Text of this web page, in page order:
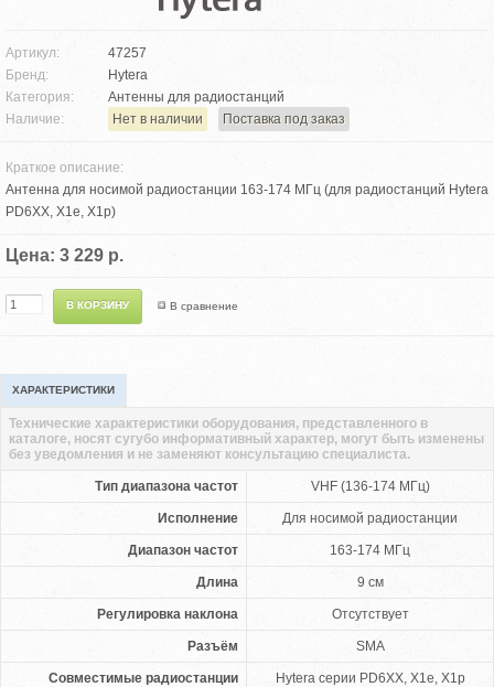
Артикул:
47257
Бренд:
Hytera
Категория:
Антенны для радиостанций
Наличие:
Нет в наличии Поставка под заказ
Краткое описание:
Антенна для носимой радиостанции 163-174 МГц (для радиостанций Hytera
PD6XX, X1e, X1p)
Цена: 3 229 р.
В сравнение
ХАРАКТЕРИСТИКИ
Тип диапазона частот VHF (136-174 МГц)
Исполнение Для носимой радиостанции
Диапазон частот 163-174 МГц
Длина 9 см
Регулировка наклона Отсутствует
Разъём SMA
Совместимые радиостанции Hytera серии PD6XX, X1e, X1p
Технические характеристики оборудования, представленного в
каталоге, носят сугубо информативный характер, могут быть изменены
без уведомления и не заменяют консультацию специалиста.